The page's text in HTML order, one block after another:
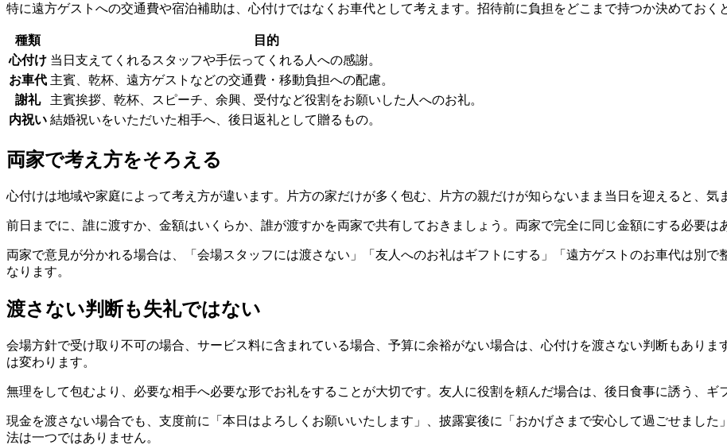
特に遠方ゲストへの交通費や宿泊補助は、心付けではなくお車代として考えます。招待前に負担をどこまで持つか決めておく
種類
目的
心付け 当日支えてくれるスタッフや手伝ってくれる人への感謝。
お車代 主賓、乾杯、遠方ゲストなどの交通費・移動負担への配慮。
謝礼
主賓挨拶、乾杯、スピーチ、余興、受付など役割をお願いした人へのお礼。
内祝い 結婚祝いをいただいた相手へ、後日返礼として贈るもの。
両家で考え方をそろえる
心付けは地域や家庭によって考え方が違います。片方の家だけが多く包む、片方の親だけが知らないまま当日を迎えると、気
前日までに、誰に渡すか、金額はいくらか、誰が渡すかを両家で共有しておきましょう。両家で完全に同じ金額にする必要は
両家で意見が分かれる場合は、「会場スタッフには渡さない」「友人へのお礼はギフトにする」「遠方ゲストのお車代は別で
なります。
渡さない判断も失礼ではない
会場方針で受け取り不可の場合、サービス料に含まれている場合、予算に余裕がない場合は、心付けを渡さない判断もあり
は変わります。
無理をして包むより、必要な相手へ必要な形でお礼をすることが大切です。友人に役割を頼んだ場合は、後日食事に誘う、ギ
現金を渡さない場合でも、支度前に「本日はよろしくお願いいたします」、披露宴後に「おかげさまで安心して過ごせまし
法は一つではありません。